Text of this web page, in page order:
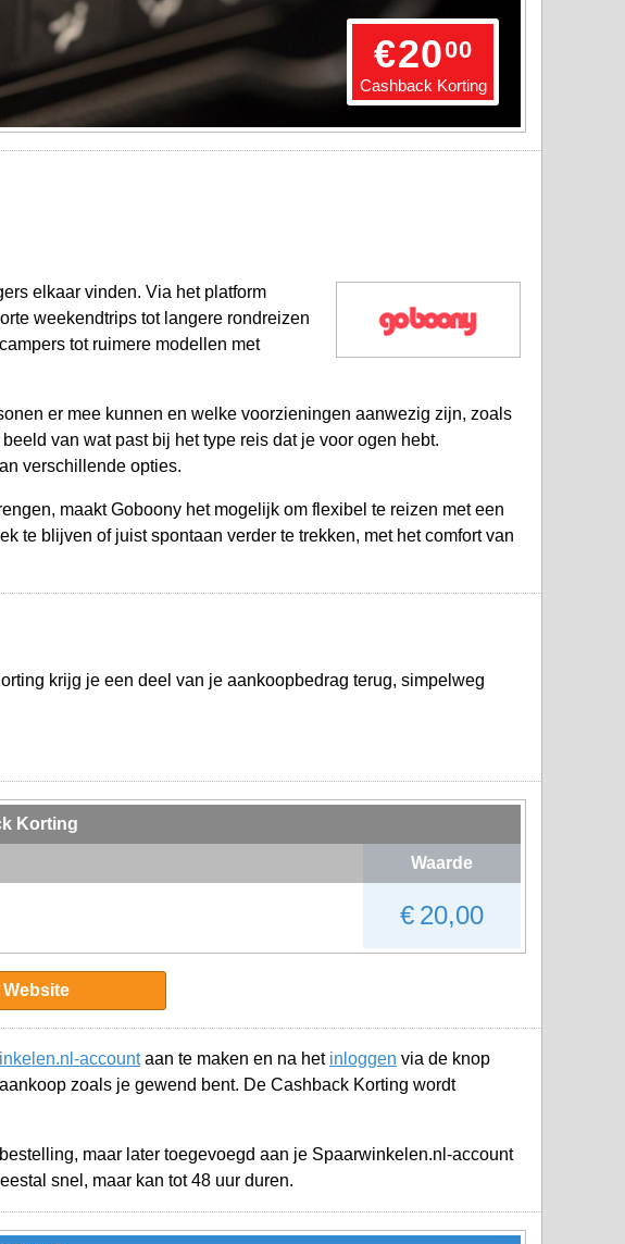
€2000
Cashback Korting
elkaar vinden. Via het platform
weekendtrips tot langere rondreizen
tot ruimere modellen met
er mee kunnen en welke voorzieningen aanwezig zijn, zoals
van wat past bij het type reis dat je voor ogen hebt.
verschillende opties.
maakt Goboony het mogelijk om flexibel te reizen met een
te blijven of juist spontaan verder te trekken, met het comfort van
krijg je een deel van je aankoopbedrag terug, simpelweg
Korting
Waarde
€ 20,00
Website
accountaan te maken en na het inloggen via de knop
zoals je gewend bent. De Cashback Korting wordt
maar later toegevoegd aan je Spaarwinkelen.nl-account
snel, maar kan tot 48 uur duren.